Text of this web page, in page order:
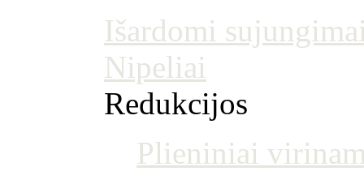
Išardomi
Nipeliai
Redukcijos
Plieniniai